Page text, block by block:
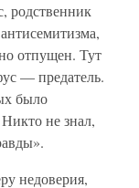
родственник
отпущен. Тут
— предатель.
было
не знал,
недоверия,